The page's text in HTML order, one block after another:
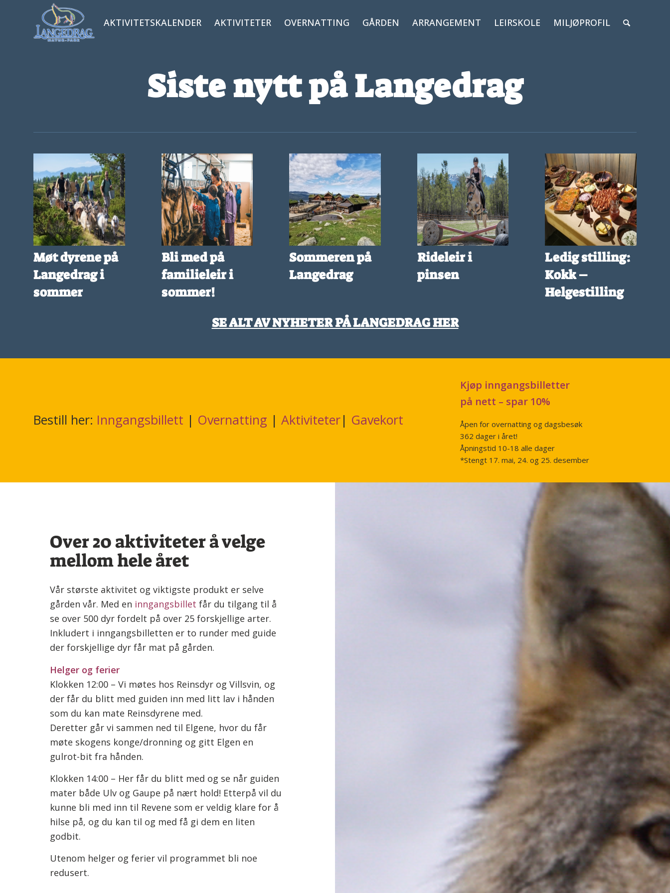
AKTIVITETSKALENDER AKTIVITETER OVERNATTING GÅRDEN ARRANGEMENT LEIRSKOLE MILJØPROFIL
Siste nytt på Langedrag
Møt dyrene på
Langedrag i
sommer
Bli med på
familieleir i
sommer!
Sommeren på
Langedrag
Rideleir i
pinsen
Ledig stilling:
Kokk –
Helgestilling
SE ALT AV NYHETER PÅ LANGEDRAG HER
Bestill her: Inngangsbillett | Overnatting | Aktiviteter| Gavekort
Kjøp inngangsbilletter
på nett – spar 10%
Åpen for overnatting og dagsbesøk
362 dager i året!
Åpningstid 10-18 alle dager
*Stengt 17. mai, 24. og 25. desember
Over 20 aktiviteter å velge
mellom hele året
Vår største aktivitet og viktigste produkt er selve
gården vår. Med en inngangsbillet får du tilgang til å
se over 500 dyr fordelt på over 25 forskjellige arter.
Inkludert i inngangsbilletten er to runder med guide
der forskjellige dyr får mat på gården.
Helger og ferier
Klokken 12:00 – Vi møtes hos Reinsdyr og Villsvin, og
der får du blitt med guiden inn med litt lav i hånden
som du kan mate Reinsdyrene med.
Deretter går vi sammen ned til Elgene, hvor du får
møte skogens konge/dronning og gitt Elgen en
gulrot-bit fra hånden.
Klokken 14:00 – Her får du blitt med og se når guiden
mater både Ulv og Gaupe på nært hold! Etterpå vil du
kunne bli med inn til Revene som er veldig klare for å
hilse på, og du kan til og med få gi dem en liten
godbit.
Utenom helger og ferier vil programmet bli noe
redusert.